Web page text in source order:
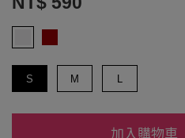
S M L
加入購物車